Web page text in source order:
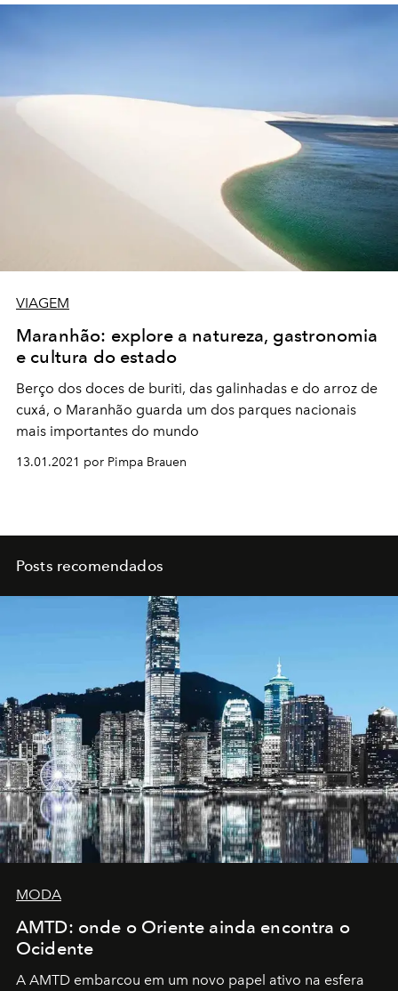
VIAGEM
Maranhão: explore a natureza, gastronomia
e cultura do estado
Berço dos doces de buriti, das galinhadas e do arroz de
cuxá, o Maranhão guarda um dos parques nacionais
mais importantes do mundo
13.01.2021 por Pimpa Brauen
Posts recomendados
MODA
AMTD: onde o Oriente ainda encontra o
Ocidente
A AMTD embarcou em um novo papel ativo na esfera